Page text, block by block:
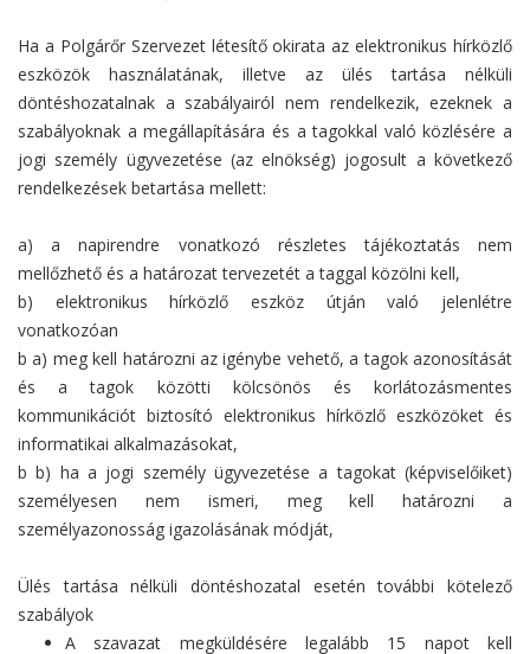
Ha a Polgárőr Szervezet létesítő okirata az elektronikus hírközlő
eszközök használatának, illetve az ülés tartása nélküli
döntéshozatalnak a szabályairól nem rendelkezik, ezeknek a
szabályoknak a megállapítására és a tagokkal való közlésére a
jogi személy ügyvezetése (az elnökség) jogosult a következő
rendelkezések betartása mellett:
a) a napirendre vonatkozó részletes tájékoztatás nem
mellőzhető és a határozat tervezetét a taggal közölni kell,
b) elektronikus hírközlő eszköz útján való jelenlétre
vonatkozóan
b a) meg kell határozni az igénybe vehető, a tagok azonosítását
és a tagok közötti kölcsönös és korlátozásmentes
kommunikációt biztosító elektronikus hírközlő eszközöket és
informatikai alkalmazásokat,
b b) ha a jogi személy ügyvezetése a tagokat (képviselőiket)
személyesen nem ismeri, meg kell határozni a
személyazonosság igazolásának módját,
Ülés tartása nélküli döntéshozatal esetén további kötelező
szabályok
A szavazat megküldésére legalább 15 napot kell